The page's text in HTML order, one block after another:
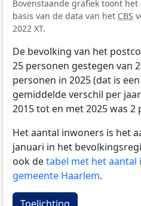
Bovenstaande grafiek toont
basis van de data van het CBS
2022 XT.
De bevolking van het
25 personen gestegen van
personen in 2025 (dat is
gemiddelde verschil per
2015 tot en met 2025 was 2
Het aantal inwoners is het
januari in het
ook detabel met het
gemeente Haarlem.